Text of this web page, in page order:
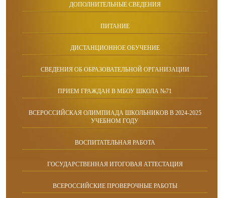
ДОПОЛНИТЕЛЬНЫЕ СВЕДЕНИЯ
ПИТАНИЕ
ДИСТАНЦИОННОЕ ОБУЧЕНИЕ
СВЕДЕНИЯ ОБ ОБРАЗОВАТЕЛЬНОЙ ОРГАНИЗАЦИИ
ПРИЕМ ГРАЖДАН В МБОУ ШКОЛА №71
ВСЕРОССИЙСКАЯ ОЛИМПИАДА ШКОЛЬНИКОВ В 2024-2025
УЧЕБНОМ ГОДУ
ВОСПИТАТЕЛЬНАЯ РАБОТА
ГОСУДАРСТВЕННАЯ ИТОГОВАЯ АТТЕСТАЦИЯ
ВСЕРОССИЙСКИЕ ПРОВЕРОЧНЫЕ РАБОТЫ